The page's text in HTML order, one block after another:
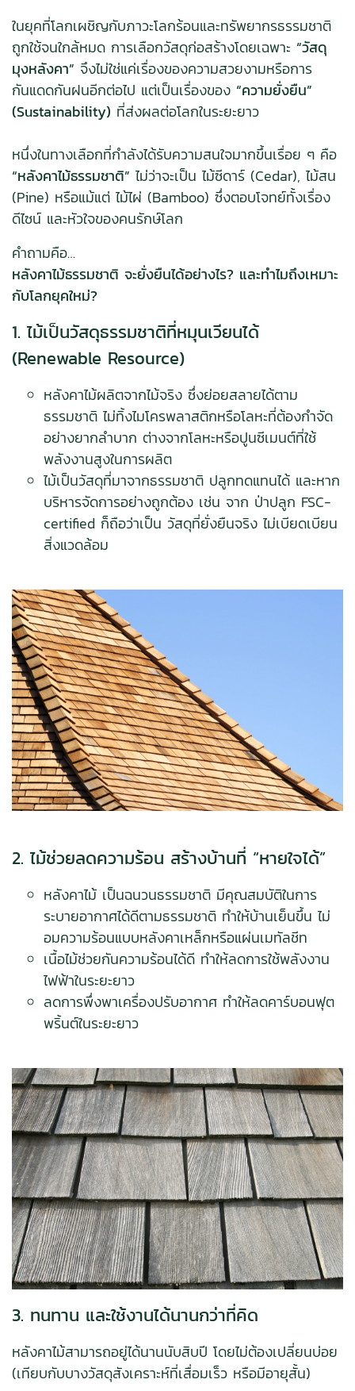
ในยุคที่โลกเผชิญกับภาวะโลกร้อนและทรัพยากรธรรมชาติ
ถูกใช้จนใกล้หมด การเลือกวัสดุก่อสร้างโดยเฉพาะ “วัสดุ
มุงหลังคา” จึงไม่ใช่แค่เรื่องของความสวยงามหรือการ
กันแดดกันฝนอีกต่อไป แต่เป็นเรื่องของ “ความยั่งยืน”
(Sustainability) ที่ส่งผลต่อโลกในระยะยาว
หนึ่งในทางเลือกที่กำลังได้รับความสนใจมากขึ้นเรื่อย ๆ คือ
“หลังคาไม้ธรรมชาติ” ไม่ว่าจะเป็น ไม้ซีดาร์ (Cedar), ไม้สน
(Pine) หรือแม้แต่ ไม้ไผ่ (Bamboo) ซึ่งตอบโจทย์ทั้งเรื่อง
ดีไซน์ และหัวใจของคนรักษ์โลก
คำถามคือ…
หลังคาไม้ธรรมชาติ จะยั่งยืนได้อย่างไร? และทำไมถึงเหมาะ
กับโลกยุคใหม่?
1. ไม้เป็นวัสดุธรรมชาติที่หมุนเวียนได้
(Renewable Resource)
หลังคาไม้ผลิตจากไม้จริง ซึ่งย่อยสลายได้ตาม
ธรรมชาติ ไม่ทิ้งไมโครพลาสติกหรือโลหะที่ต้องกำจัด
อย่างยากลำบาก ต่างจากโลหะหรือปูนซีเมนต์ที่ใช้
พลังงานสูงในการผลิต
ไม้เป็นวัสดุที่มาจากธรรมชาติ ปลูกทดแทนได้ และหาก
บริหารจัดการอย่างถูกต้อง เช่น จาก ป่าปลูก FSC-
certified ก็ถือว่าเป็น วัสดุที่ยั่งยืนจริง ไม่เบียดเบียน
สิ่งแวดล้อม
2. ไม้ช่วยลดความร้อน สร้างบ้านที่ “หายใจได้”
หลังคาไม้ เป็นฉนวนธรรมชาติ มีคุณสมบัติในการ
ระบายอากาศได้ดีตามธรรมชาติ ทำให้บ้านเย็นขึ้น ไม่
อมความร้อนแบบหลังคาเหล็กหรือแผ่นเมทัลชีท
เนื้อไม้ช่วยกันความร้อนได้ดี ทำให้ลดการใช้พลังงาน
ไฟฟ้าในระยะยาว
ลดการพึ่งพาเครื่องปรับอากาศ ทำให้ลดคาร์บอนฟุต
พริ้นต์ในระยะยาว
3. ทนทาน และใช้งานได้นานกว่าที่คิด
หลังคาไม้สามารถอยู่ได้นานนับสิบปี โดยไม่ต้องเปลี่ยนบ่อย
(เทียบกับบางวัสดุสังเคราะห์ที่เสื่อมเร็ว หรือมีอายุสั้น)